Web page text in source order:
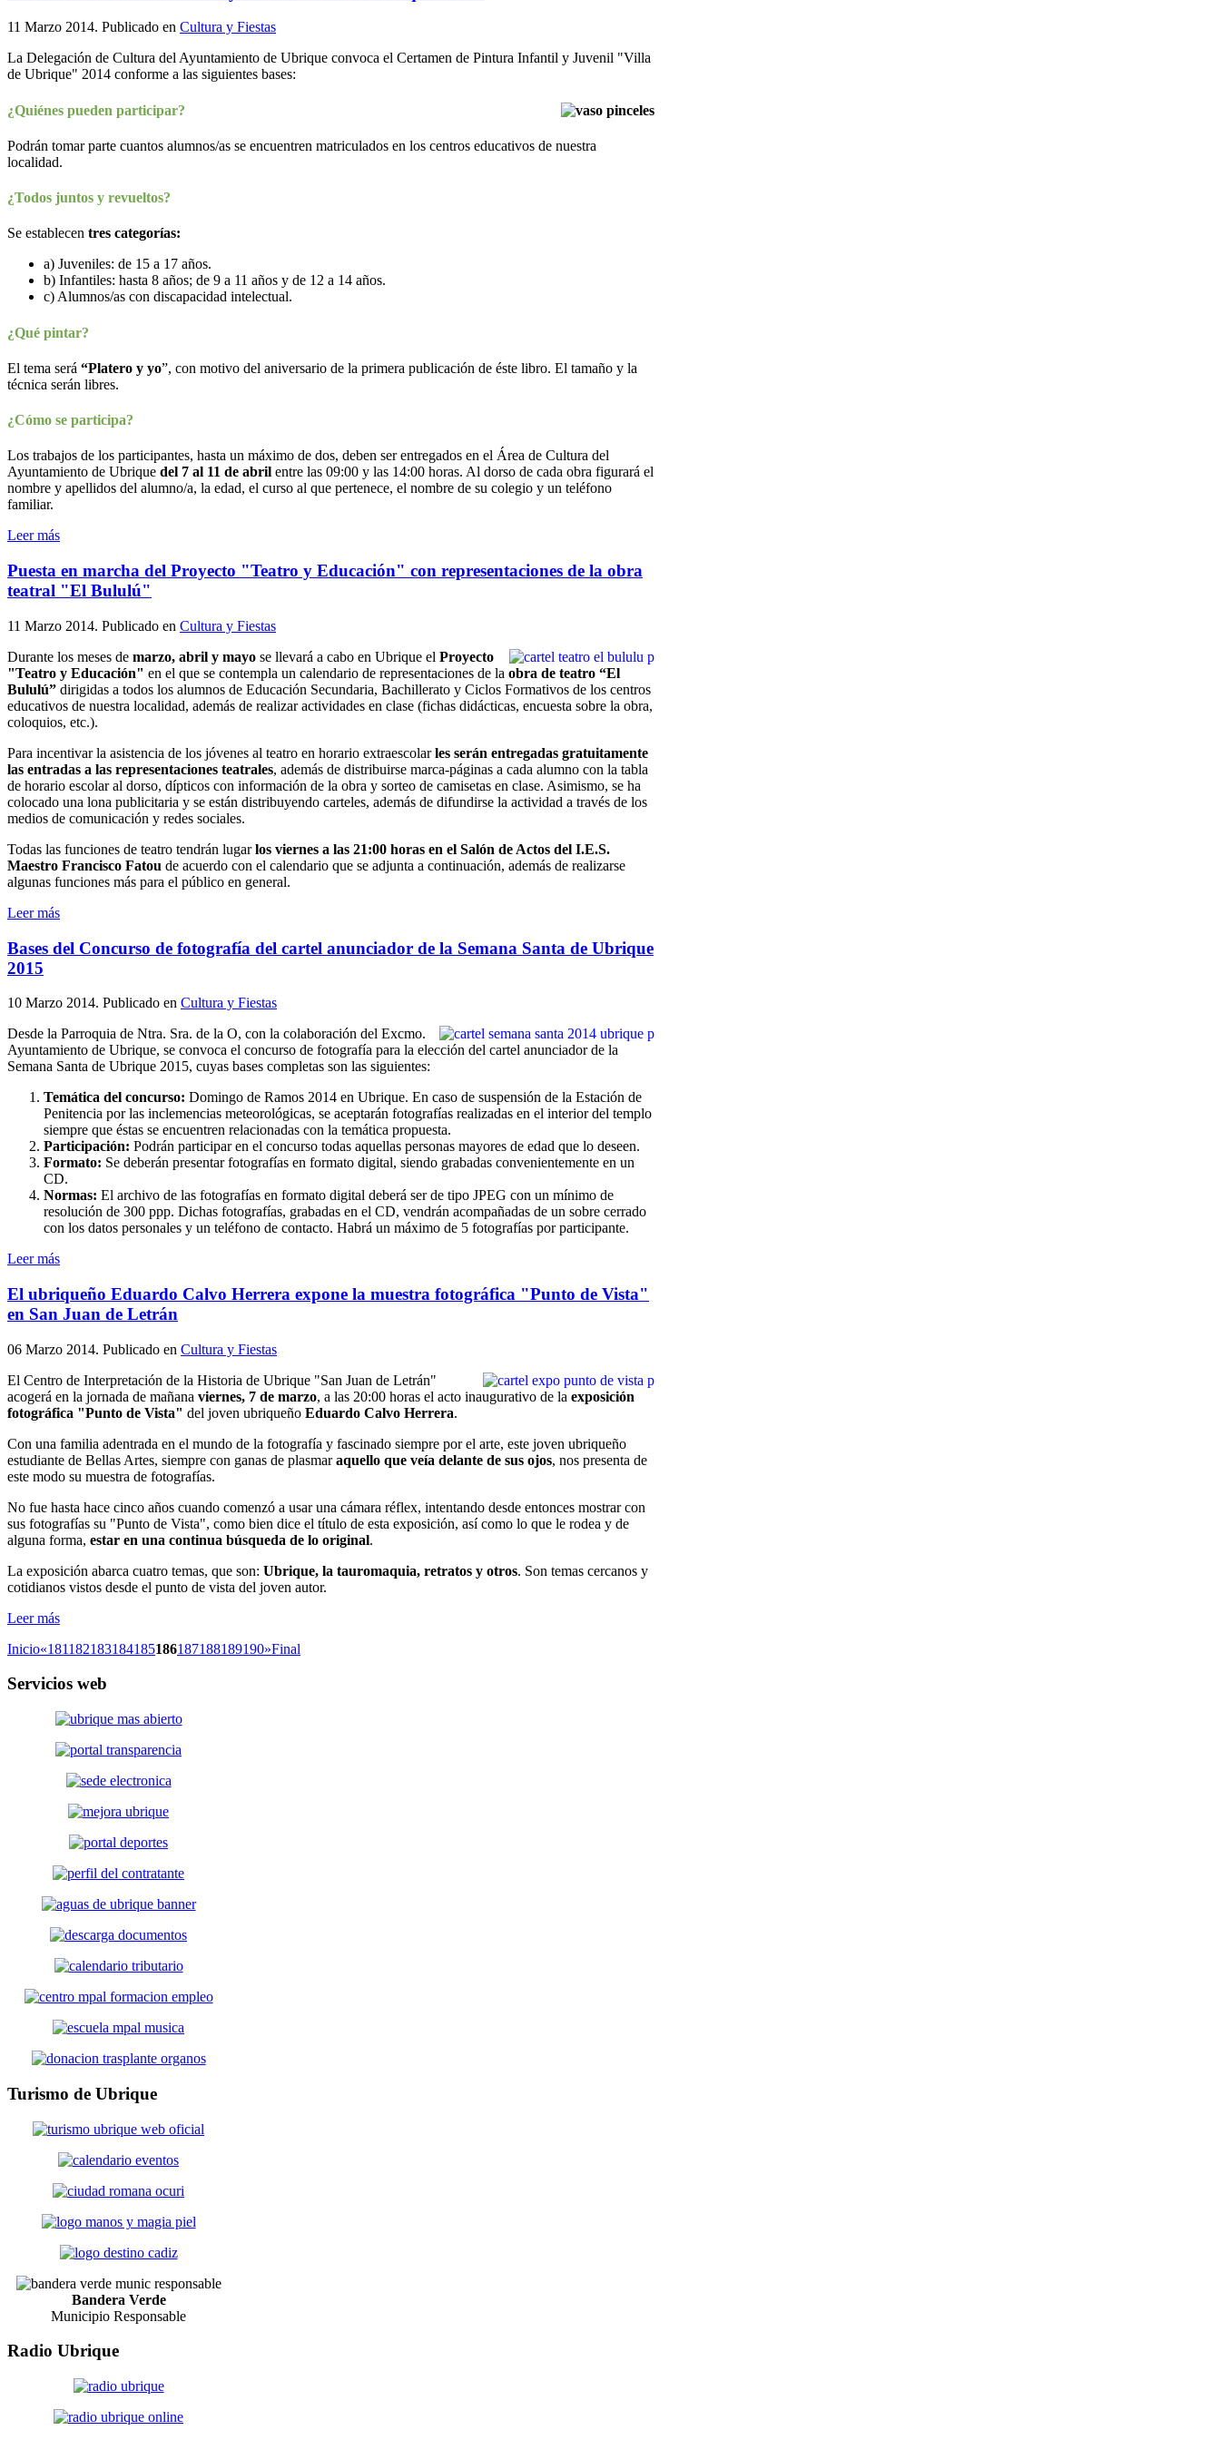
11 Marzo 2014. Publicado en Cultura y Fiestas
La Delegación de Cultura del Ayuntamiento de Ubrique convoca el Certamen de Pintura Infantil y Juvenil "Villa
de Ubrique" 2014 conforme a las siguientes bases:
¿Quiénes pueden participar?
Podrán tomar parte cuantos alumnos/as se encuentren matriculados en los centros educativos de nuestra
localidad.
¿Todos juntos y revueltos?
Se establecen tres categorías:
a) Juveniles: de 15 a 17 años.
b) Infantiles: hasta 8 años; de 9 a 11 años y de 12 a 14 años.
c) Alumnos/as con discapacidad intelectual.
¿Qué pintar?
El tema será “Platero y yo”, con motivo del aniversario de la primera publicación de éste libro. El tamaño y la
técnica serán libres.
¿Cómo se participa?
Los trabajos de los participantes, hasta un máximo de dos, deben ser entregados en el Área de Cultura del
Ayuntamiento de Ubrique del 7 al 11 de abril entre las 09:00 y las 14:00 horas. Al dorso de cada obra figurará el
nombre y apellidos del alumno/a, la edad, el curso al que pertenece, el nombre de su colegio y un teléfono
familiar.
Leer más
Puesta en marcha del Proyecto "Teatro y Educación" con representaciones de la obra
teatral "El Bululú"
11 Marzo 2014. Publicado en Cultura y Fiestas
Durante los meses de marzo, abril y mayo se llevará a cabo en Ubrique el Proyecto
"Teatro y Educación" en el que se contempla un calendario de representaciones de la obra de teatro “El
Bululú” dirigidas a todos los alumnos de Educación Secundaria, Bachillerato y Ciclos Formativos de los centros
educativos de nuestra localidad, además de realizar actividades en clase (fichas didácticas, encuesta sobre la obra,
coloquios, etc.).
Para incentivar la asistencia de los jóvenes al teatro en horario extraescolarles serán entregadas gratuitamente
las entradas a las representaciones teatrales, además de distribuirse marca-páginas a cada alumno con la tabla
de horario escolar al dorso, dípticos con información de la obra y sorteo de camisetas en clase. Asimismo, se ha
colocado una lona publicitaria y se están distribuyendo carteles, además de difundirse la actividad a través de los
medios de comunicación y redes sociales.
Todas las funciones de teatro tendrán lugarlos viernes a las 21:00 horas en el Salón de Actos del I.E.S.
Maestro Francisco Fatou de acuerdo con el calendario que se adjunta a continuación, además de realizarse
algunas funciones más para el público en general.
Leer más
Bases del Concurso de fotografía del cartel anunciador de la Semana Santa de Ubrique
2015
10 Marzo 2014. Publicado en Cultura y Fiestas
Desde la Parroquia de Ntra. Sra. de la O, con la colaboración del Excmo.
Ayuntamiento de Ubrique, se convoca el concurso de fotografía para la elección del cartel anunciador de la
Semana Santa de Ubrique 2015, cuyas bases completas son las siguientes:
Temática del concurso: Domingo de Ramos 2014 en Ubrique. En caso de suspensión de la Estación de
Penitencia por las inclemencias meteorológicas, se aceptarán fotografías realizadas en el interior del templo
siempre que éstas se encuentren relacionadas con la temática propuesta.
Participación: Podrán participar en el concurso todas aquellas personas mayores de edad que lo deseen.
Formato: Se deberán presentar fotografías en formato digital, siendo grabadas convenientemente en un
CD.
Normas: El archivo de las fotografías en formato digital deberá ser de tipo JPEG con un mínimo de
resolución de 300 ppp. Dichas fotografías, grabadas en el CD, vendrán acompañadas de un sobre cerrado
con los datos personales y un teléfono de contacto. Habrá un máximo de 5 fotografías por participante.
Leer más
El ubriqueño Eduardo Calvo Herrera expone la muestra fotográfica "Punto de Vista"
en San Juan de Letrán
06 Marzo 2014. Publicado en Cultura y Fiestas
El Centro de Interpretación de la Historia de Ubrique "San Juan de Letrán"
acogerá en la jornada de mañana viernes, 7 de marzo, a las 20:00 horas el acto inaugurativo de la exposición
fotográfica "Punto de Vista" del joven ubriqueño Eduardo Calvo Herrera.
Con una familia adentrada en el mundo de la fotografía y fascinado siempre por el arte, este joven ubriqueño
estudiante de Bellas Artes, siempre con ganas de plasmaraquello que veía delante de sus ojos, nos presenta de
este modo su muestra de fotografías.
No fue hasta hace cinco años cuando comenzó a usar una cámara réflex, intentando desde entonces mostrar con
sus fotografías su "Punto de Vista", como bien dice el título de esta exposición, así como lo que le rodea y de
alguna forma, estar en una continua búsqueda de lo original.
La exposición abarca cuatro temas, que son: Ubrique, la tauromaquia, retratos y otros. Son temas cercanos y
cotidianos vistos desde el punto de vista del joven autor.
Leer más
Inicio«181182183184185186187188189190»Final
Servicios web
Turismo de Ubrique
Bandera Verde
Municipio Responsable
Radio Ubrique